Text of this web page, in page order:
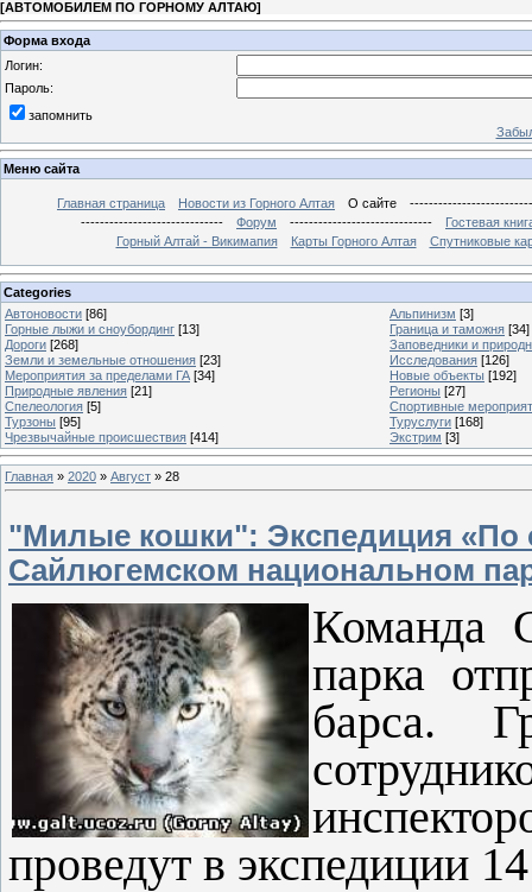
[АВТОМОБИЛЕМ ПО ГОРНОМУ АЛТАЮ]
Форма входа
Логин:
Пароль:
запомнить
Меню сайта
Главная страница Новости из Горного Алтая О сайте
------------------------------
Форум ------------------------------
Гостевая
Горный Алтай - Викимапия
Карты Горного Алтая Спутниковые
Categories
Автоновости [86] Альпинизм [3]
Горные лыжи и сноубординг [13] Граница и таможня [34]
Дороги [268]
Заповедники и
Земли и земельные отношения [23] Исследования [126]
Мероприятия за пределами ГА [34] Новые объекты [192]
Природные явления [21] Регионы [27]
Спелеология [5]
Спортивные
Турзоны [95] Туруслуги [168]
Чрезвычайные происшествия [414] Экстрим [3]
Главная » 2020 » Август » 28
"Милые кошки": Экспедиция «По
Сайлюгемском национальном
Команда
парка
барса.
проведут в экспедиции